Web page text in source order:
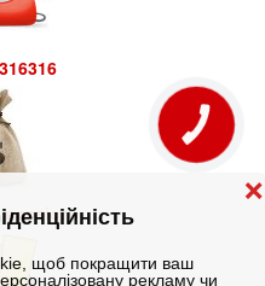
щоб покращити ваш
рекламу чи
❌
КНОПКА
ЗВ'ЯЗКУ